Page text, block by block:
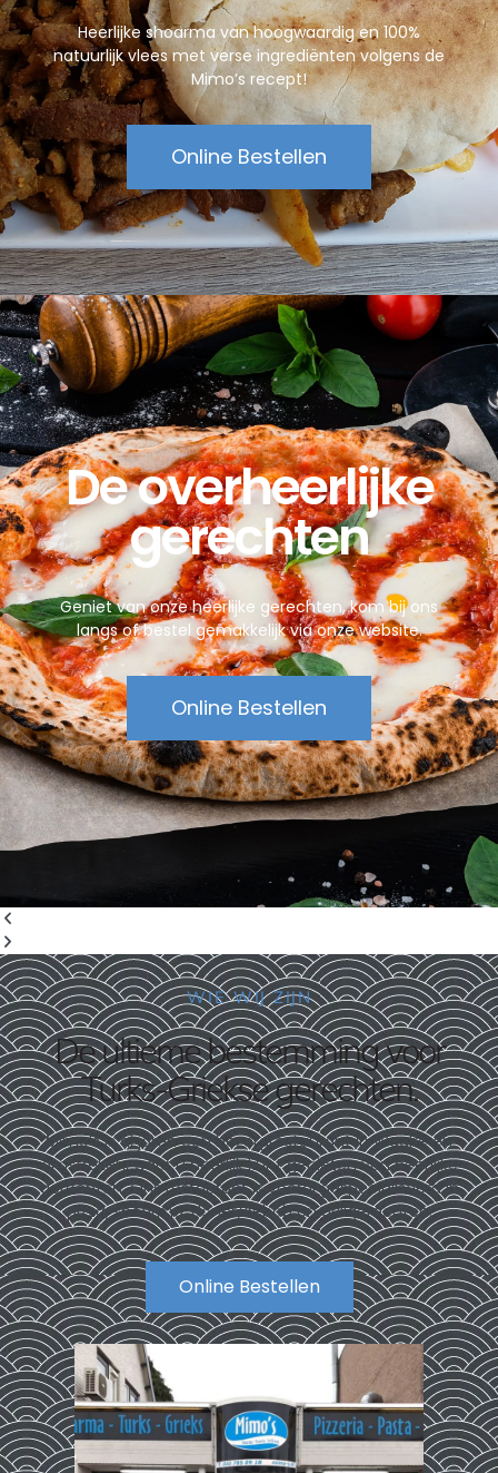
Heerlijke shoarma van hoogwaardig en 100%
natuurlijk vlees met verse ingrediënten volgens de
Mimo’s recept!
Online Bestellen
De overheerlijke
gerechten
Geniet van onze heerlijke gerechten, kom bij ons
langs of bestel gemakkelijk via onze website.
Online Bestellen
WIE WIJ ZIJN
De ultieme bestemming voor
Turks-Griekse gerechten.
Mimo’s is al jaren een bezorgrestaurant in Waalre en
omstreken, waar u heerlijk kunt genieten van heerlijke
gerechten. Ons restaurant is vooral gespecialiseerd in
pizza, shoarma, doner/kebab en grillgerechten.
Online Bestellen